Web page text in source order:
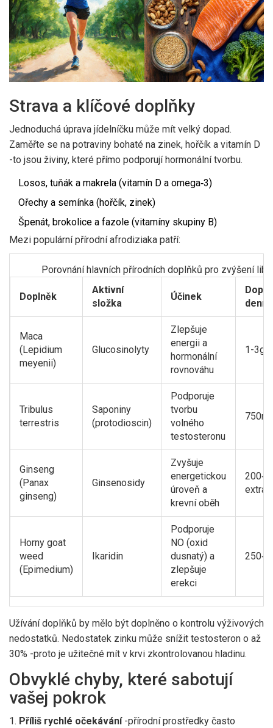
Strava a klíčové doplňky
Jednoduchá úprava jídelníčku může mít velký dopad.
Zaměřte se na potraviny bohaté na zinek, hořčík a vitamín D
-to jsou živiny, které přímo podporují hormonální tvorbu.
Losos, tuňák a makrela (vitamín D a omega‑3)
Ořechy a semínka (hořčík, zinek)
Špenát, brokolice a fazole (vitamíny skupiny B)
Mezi populární přírodní afrodiziaka patří:
Porovnání hlavních přírodních doplňků pro zvýšení
Doplněk
Aktivní
složka
Účinek
denní
Maca
(Lepidium
meyenii)
Glucosinolyty
Zlepšuje
energii a
hormonální
rovnováhu
1-3g
Tribulus
terrestris
Saponiny
(protodioscin)
Podporuje
tvorbu
volného
testosteronu
Ginseng
(Panax
ginseng)
Ginsenosidy
Zvyšuje
energetickou
úroveň a
krevní oběh
Horny goat
weed
(Epimedium)
Ikaridin
Podporuje
NO (oxid
dusnatý) a
zlepšuje
erekci
Užívání doplňků by mělo být doplněno o kontrolu výživových
nedostatků. Nedostatek zinku může snížit testosteron o až
30% -proto je užitečné mít v krvi zkontrolovanou hladinu.
Obvyklé chyby, které sabotují
vašej pokrok
1. Příliš rychlé očekávání-přírodní prostředky často